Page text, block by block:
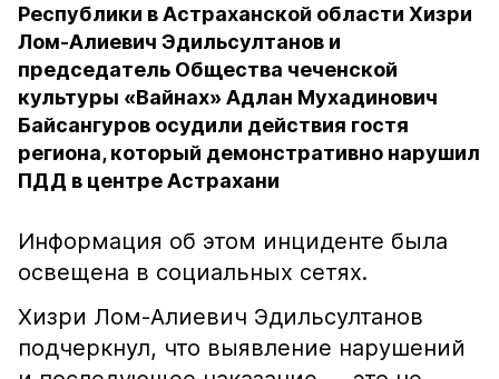
Республики в Астраханской области Хизри
Лом-Алиевич Эдильсултанов и
председатель Общества чеченской
культуры «Вайнах» Адлан Мухадинович
Байсангуров осудили действия гостя
региона, который демонстративно нарушил
ПДД в центре Астрахани
Информация об этом инциденте была
освещена в социальных сетях.
Хизри Лом-Алиевич Эдильсултанов
подчеркнул, что выявление нарушений